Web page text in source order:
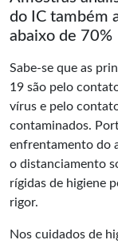
do IC também
abaixo de 70%
Sabe-se que as
19 são pelo
vírus e pelo
contaminados.
enfrentamento do
o distanciamento
rígidas de higiene
rigor.
Nos cuidados de